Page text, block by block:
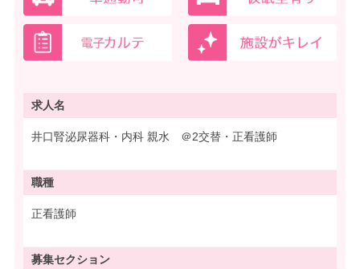
求人名
井口腎泌尿器科・内科 親水 ＠2交替・正看護師
職種
正看護師
募集セクション